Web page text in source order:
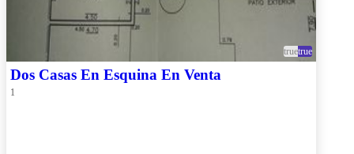
truetrue
Dos Casas En Esquina En Venta
1